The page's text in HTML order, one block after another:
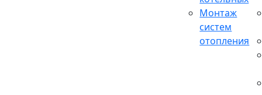
Монтаж
систем
отопления